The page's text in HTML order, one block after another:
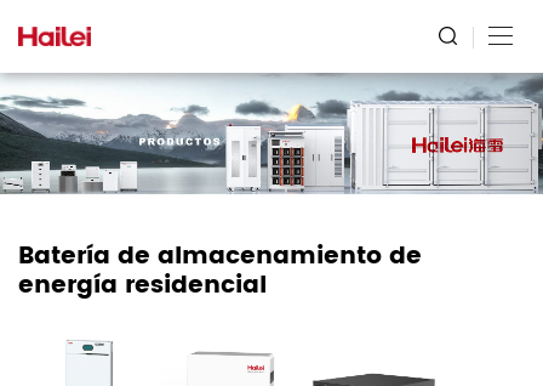
Batería de almacenamiento de
energía residencial